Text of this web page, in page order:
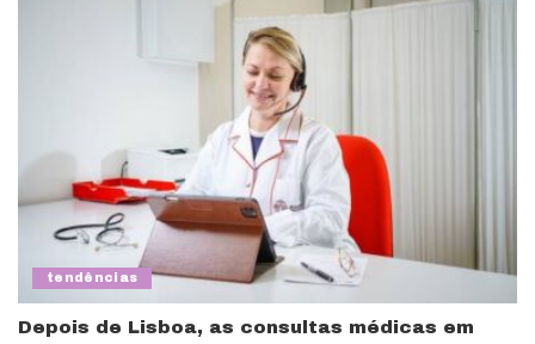
tendências
Depois de Lisboa, as consultas médicas em